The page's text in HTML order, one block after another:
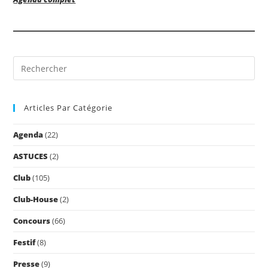
Articles Par Catégorie
Agenda(22)
ASTUCES (2)
Club(105)
Club-House(2)
Concours(66)
Festif(8)
Presse(9)